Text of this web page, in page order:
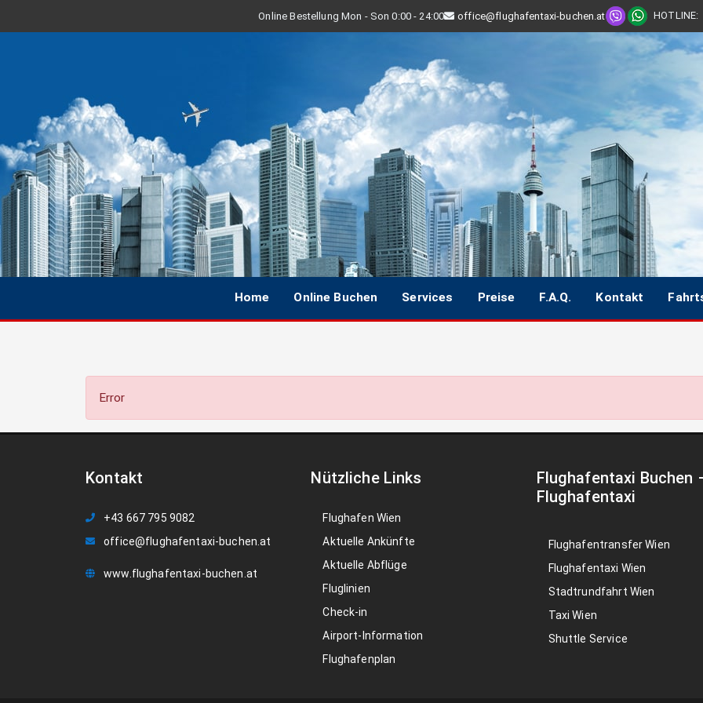
Online Bestellung Mon - Son 0:00 - 24:00 office@flughafentaxi-buchen.at HOTLINE:
Home Online Buchen Services Preise F.A.Q. Kontakt
Error
Kontakt
+43 667 795 9082
office@flughafentaxi-buchen.at
www.flughafentaxi-buchen.at
Nützliche Links
Flughafen Wien
Aktuelle Ankünfte
Aktuelle Abflüge
Fluglinien
Check-in
Airport-Information
Flughafenplan
Flughafentaxi Buchen
Flughafentaxi
Flughafentransfer Wien
Flughafentaxi Wien
Stadtrundfahrt Wien
Taxi Wien
Shuttle Service